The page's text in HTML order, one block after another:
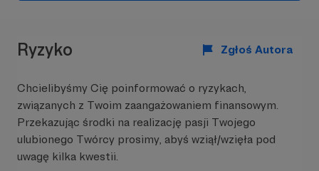
Ryzyko Zgłoś Autora
Chcielibyśmy Cię poinformować o ryzykach,
związanych z Twoim zaangażowaniem finansowym.
Przekazując środki na realizację pasji Twojego
ulubionego Twórcy prosimy, abyś wziął/wzięła pod
uwagę kilka kwestii.